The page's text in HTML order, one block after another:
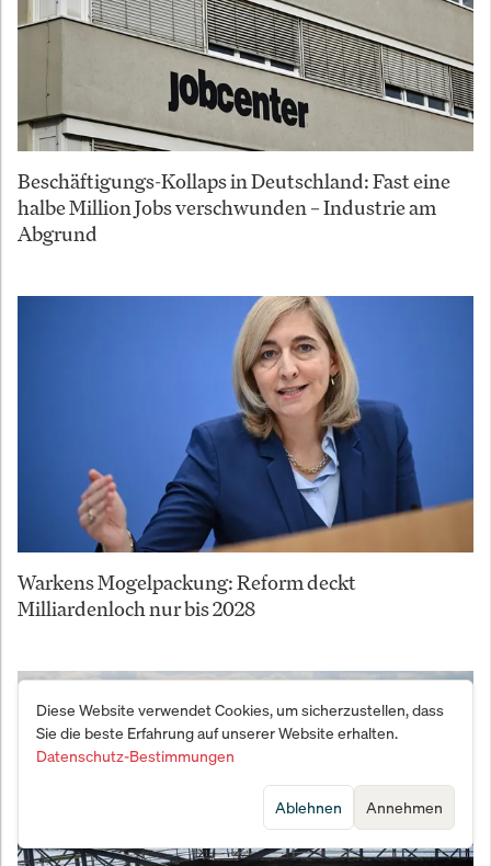
Beschäftigungs-Kollaps in Deutschland: Fast eine
halbe Million Jobs verschwunden – Industrie am
Abgrund
Warkens Mogelpackung: Reform deckt
Milliardenloch nur bis 2028
Diese Website verwendet Cookies, um sicherzustellen, dass
Sie die beste Erfahrung auf unserer Website erhalten.
Datenschutz-Bestimmungen
Annehmen
Ablehnen